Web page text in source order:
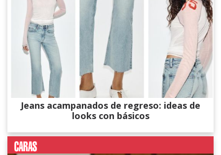
Jeans acampanados de regreso: ideas de
looks con básicos